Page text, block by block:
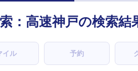
： 高速神戸の検索結
イル 予約